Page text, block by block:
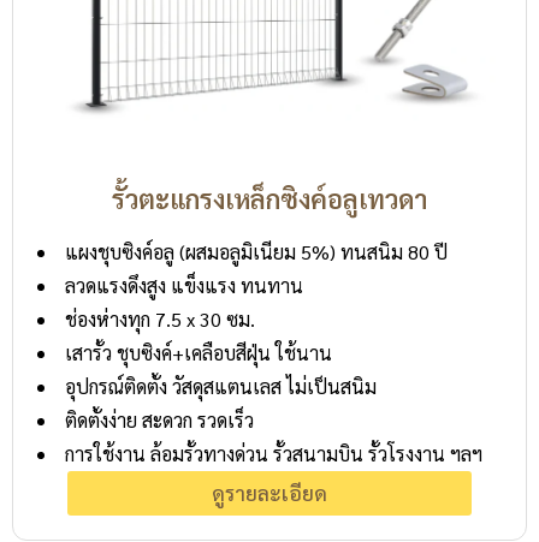
รั้วตะแกรงเหล็กซิงค์อลูเทวดา
แผงชุบซิงค์อลู (ผสมอลูมิเนียม 5%) ทนสนิม 80 ปี
ลวดแรงดึงสูง แข็งแรง ทนทาน
ช่องห่างทุก 7.5 x 30 ซม.
เสารั้ว ชุบซิงค์+เคลือบสีฝุ่น ใช้นาน
อุปกรณ์ติดตั้ง วัสดุสแตนเลส ไม่เป็นสนิม
ติดตั้งง่าย สะดวก รวดเร็ว
การใช้งาน ล้อมรั้วทางด่วน รั้วสนามบิน รั้วโรงงาน ฯลฯ
ดูรายละเอียด